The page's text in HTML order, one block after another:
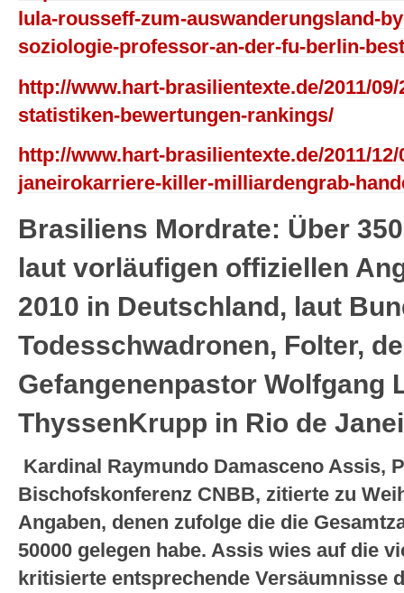
lula-rousseff-zum-auswanderungsland-
soziologie-professor-an-der-fu-berlin-
http://www.hart-brasilientexte.de/2011/
statistiken-bewertungen-rankings/
http://www.hart-brasilientexte.de/2011/
janeirokarriere-killer-milliardengrab-
Brasiliens Mordrate: Über
laut vorläufigen offiziellen
2010 in Deutschland, laut
Todesschwadronen, Folter,
Gefangenenpastor Wolfgang
ThyssenKrupp in Rio de
Kardinal Raymundo Damasceno Assis,
Bischofskonferenz CNBB, zitierte zu
Angaben, denen zufolge die die
50000 gelegen habe. Assis wies auf die
kritisierte entsprechende Versäumnisse